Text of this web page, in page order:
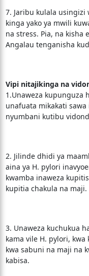
7. Jaribu kulala usingizi
kinga yako ya mwili
na stress. Pia, na kisha
Angalau tenganisha
Vipi nitajikinga na
1.Unaweza kupunguza
unafuata mikakati
nyumbani kutibu
2. Jilinde dhidi ya
aina ya H. pylori
kwamba inaweza
kupitia chakula na maji.
3. Unaweza kuchukua
kama vile H. pylori, kwa
kwa sabuni na maji na
kabisa.